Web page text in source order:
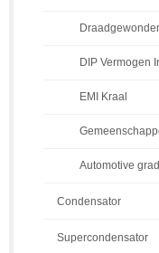
DIP Vermogen
EMI Kraal
Automotive
Condensator
Supercondensator